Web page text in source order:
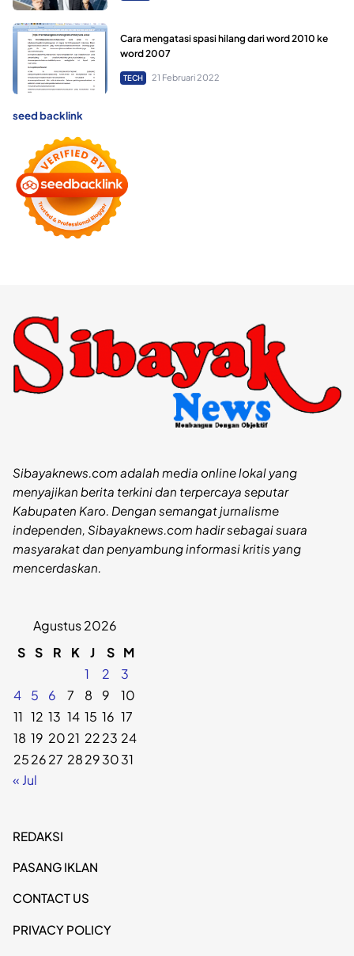
Cara mengatasi spasi hilang dari word 2010 ke
word 2007
TECH 21 Februari 2022
seed backlink
Sibayaknews.com adalah media online lokal yang
menyajikan berita terkini dan terpercaya seputar
Kabupaten Karo. Dengan semangat jurnalisme
independen, Sibayaknews.com hadir sebagai suara
masyarakat dan penyambung informasi kritis yang
mencerdaskan.
Agustus 2026
S S R K J S M
1
2
3
4
5 6 7 8 9
10
11 12 13 14 15 16 17
18 19 2021 2223 24
252627 28293031
« Jul
REDAKSI
PASANG IKLAN
CONTACT US
PRIVACY POLICY